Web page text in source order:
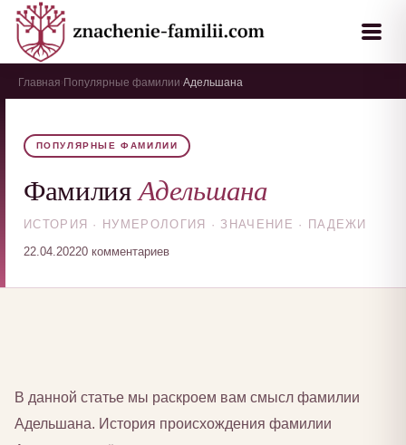
Главная Популярные фамилии Адельшана
ПОПУЛЯРНЫЕ ФАМИЛИИ
ФамилияАдельшана
ИСТОРИЯ · НУМЕРОЛОГИЯ · ЗНАЧЕНИЕ · ПАДЕЖИ
22.04.20220 комментариев
В данной статье мы раскроем вам смысл фамилии
Адельшана. История происхождения фамилии